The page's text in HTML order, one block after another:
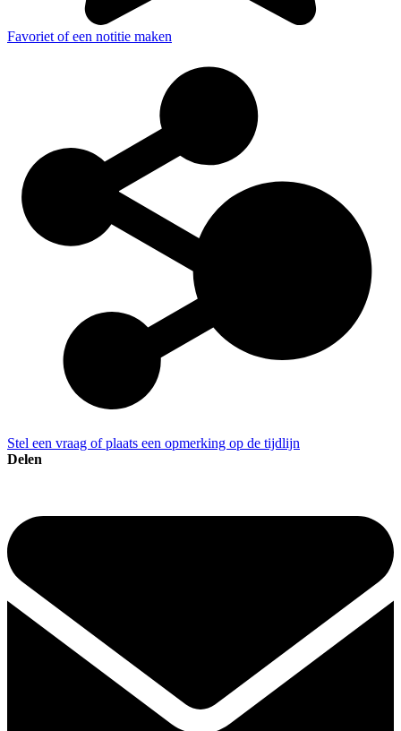
Favoriet of een notitie maken
Stel een vraag of plaats een opmerking op de tijdlijn
Delen